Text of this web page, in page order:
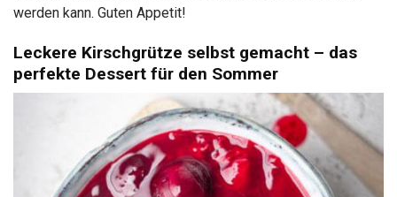
werden kann. Guten Appetit!
Leckere Kirschgrütze selbst gemacht – das
perfekte Dessert für den Sommer